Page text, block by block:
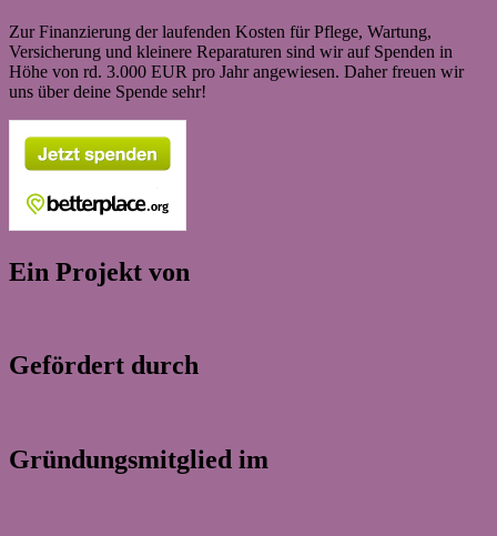
Zur Finanzierung der laufenden Kosten für Pflege, Wartung,
Versicherung und kleinere Reparaturen sind wir auf Spenden in
Höhe von rd. 3.000 EUR pro Jahr angewiesen. Daher freuen wir
uns über deine Spende sehr!
Ein Projekt von
Gefördert durch
Gründungsmitglied im